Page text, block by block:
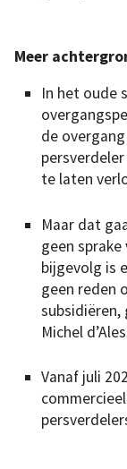
Meer
In het oude
de
te laten
Maar dat
geen
bijgevolg is
geen reden
subsidiëren,
Michel
Vanaf juli